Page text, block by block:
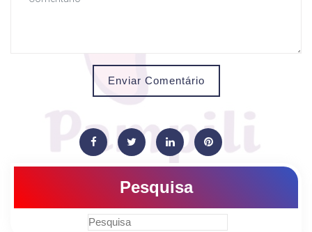
Enviar Comentário
Pesquisa